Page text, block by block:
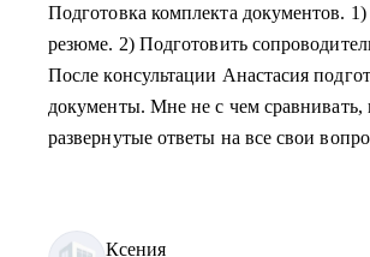
Подготовка комплекта документов.
резюме. 2) Подготовить
После консультации Анастасия
документы. Мне не с чем сравнивать,
развернутые ответы на все свои
Ксения